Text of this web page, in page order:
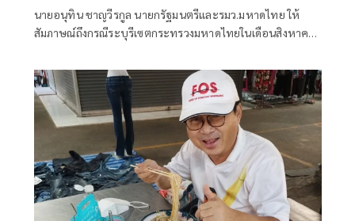
นายอนุทิน ชาญวีรกูล นายกรัฐมนตรีและรมว.มหาดไทย ให้
สัมภาษณ์ถึงกรณีระบุรีเซตกระทรวงมหาดไทยในเดือนสิงหาคม